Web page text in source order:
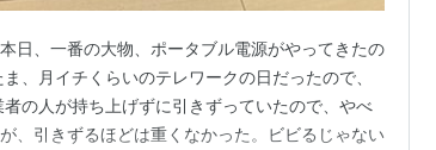
日、一番の大物、ポータブル電源がやってきたの
、月イチくらいのテレワークの日だったので、
の人が持ち上げずに引きずっていたので、やべ
、引きずるほどは重くなかった。ビビるじゃない